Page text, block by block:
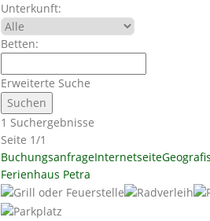
Unterkunft:
Betten:
Erweiterte Suche
1 Suchergebnisse
Seite 1/1
BuchungsanfrageInternetseite
Ferienhaus Petra